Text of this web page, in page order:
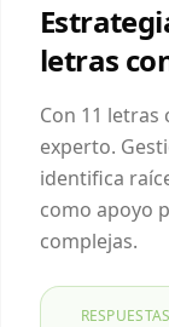
letras
Con 11
experto.
identifica
como apoyo
complejas.
RESPUESTAS